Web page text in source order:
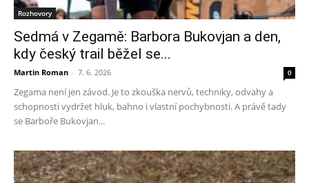
Rozhovory
Sedmá v Zegamě: Barbora Bukovjan a den,
kdy český trail běžel se...
Martin Roman - 7. 6. 2026 0
Zegama není jen závod. Je to zkouška nervů, techniky, odvahy a
schopnosti vydržet hluk, bahno i vlastní pochybnosti. A právě tady
se Barboře Bukovjan...